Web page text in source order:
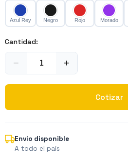
Azul Rey Negro Rojo Morado
Cantidad:
− +
Cotizar
Envío disponible
A todo el país